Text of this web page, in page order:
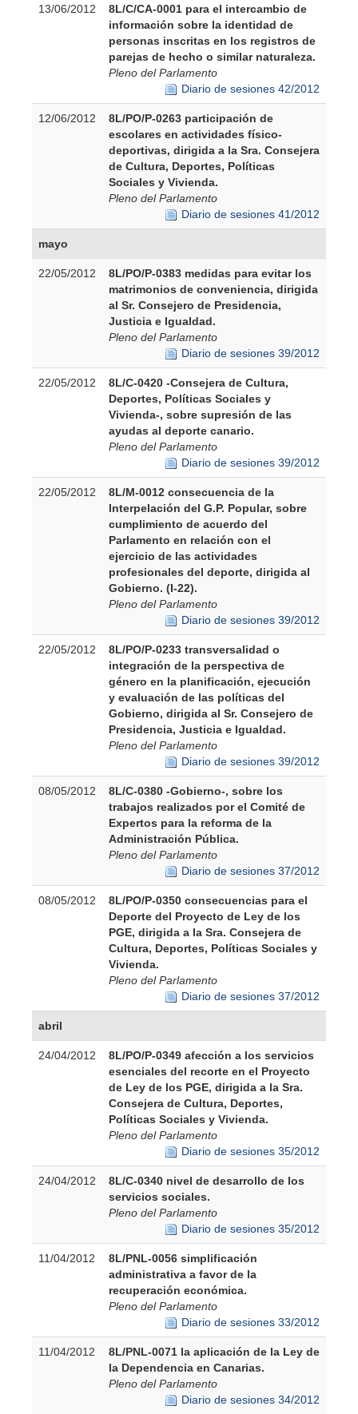
13/06/2012
8L/C/CA-0001 para el intercambio de
información sobre la identidad de
personas inscritas en los registros de
parejas de hecho o similar naturaleza.
Pleno del Parlamento
Diario de sesiones 42/2012
12/06/2012
8L/PO/P-0263 participación de
escolares en actividades físico-
deportivas, dirigida a la Sra. Consejera
de Cultura, Deportes, Políticas
Sociales y Vivienda.
Pleno del Parlamento
Diario de sesiones 41/2012
mayo
22/05/2012
8L/PO/P-0383 medidas para evitar los
matrimonios de conveniencia, dirigida
al Sr. Consejero de Presidencia,
Justicia e Igualdad.
Pleno del Parlamento
Diario de sesiones 39/2012
22/05/2012
8L/C-0420 -Consejera de Cultura,
Deportes, Políticas Sociales y
Vivienda-, sobre supresión de las
ayudas al deporte canario.
Pleno del Parlamento
Diario de sesiones 39/2012
22/05/2012
8L/M-0012 consecuencia de la
Interpelación del G.P. Popular, sobre
cumplimiento de acuerdo del
Parlamento en relación con el
ejercicio de las actividades
profesionales del deporte, dirigida al
Gobierno. (I-22).
Pleno del Parlamento
Diario de sesiones 39/2012
22/05/2012
8L/PO/P-0233 transversalidad o
integración de la perspectiva de
género en la planificación, ejecución
y evaluación de las políticas del
Gobierno, dirigida al Sr. Consejero de
Presidencia, Justicia e Igualdad.
Pleno del Parlamento
Diario de sesiones 39/2012
08/05/2012
8L/C-0380 -Gobierno-, sobre los
trabajos realizados por el Comité de
Expertos para la reforma de la
Administración Pública.
Pleno del Parlamento
Diario de sesiones 37/2012
08/05/2012
8L/PO/P-0350 consecuencias para el
Deporte del Proyecto de Ley de los
PGE, dirigida a la Sra. Consejera de
Cultura, Deportes, Políticas Sociales y
Vivienda.
Pleno del Parlamento
Diario de sesiones 37/2012
abril
24/04/2012
8L/PO/P-0349 afección a los servicios
esenciales del recorte en el Proyecto
de Ley de los PGE, dirigida a la Sra.
Consejera de Cultura, Deportes,
Políticas Sociales y Vivienda.
Pleno del Parlamento
Diario de sesiones 35/2012
24/04/2012
8L/C-0340 nivel de desarrollo de los
servicios sociales.
Pleno del Parlamento
Diario de sesiones 35/2012
11/04/2012
8L/PNL-0056 simplificación
administrativa a favor de la
recuperación económica.
Pleno del Parlamento
Diario de sesiones 33/2012
11/04/2012
8L/PNL-0071 la aplicación de la Ley de
la Dependencia en Canarias.
Pleno del Parlamento
Diario de sesiones 34/2012